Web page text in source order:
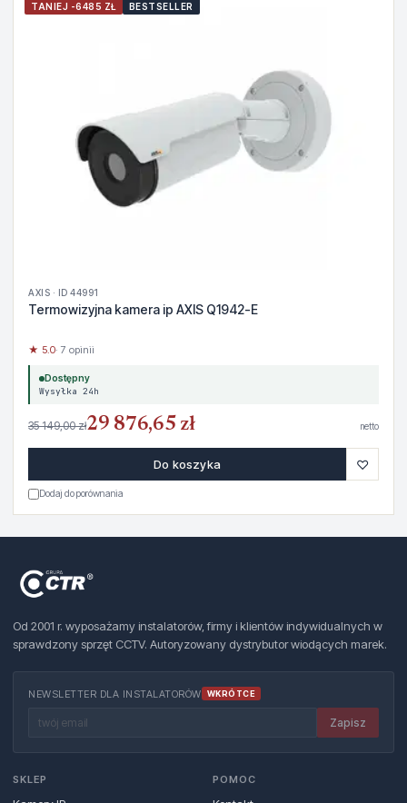
TANIEJ -6485 ZŁ BESTSELLER
AXIS · ID 44991
Termowizyjna kamera ip AXIS Q1942-E
★ 5.0· 7 opinii
Dostępny
Wysyłka 24h
35 149,00 zł29 876,65 zł netto
Do koszyka ♡
Dodaj do porównania
Od 2001 r. wyposażamy instalatorów, firmy i klientów indywidualnych w
sprawdzony sprzęt CCTV. Autoryzowany dystrybutor wiodących marek.
NEWSLETTER DLA INSTALATORÓW WKRÓTCE
Zapisz
SKLEP POMOC